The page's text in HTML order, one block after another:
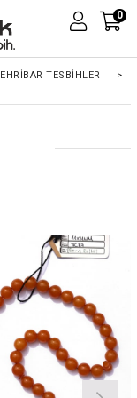
0
TESBİHLER
>